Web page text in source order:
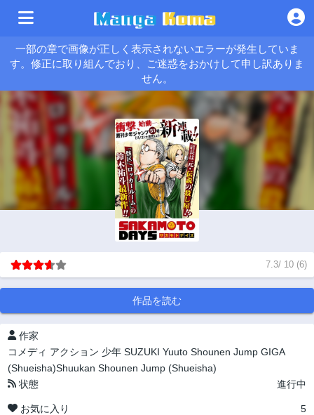
一部の章で画像が正しく表示されないエラーが発生していま
す。修正に取り組んでおり、ご迷惑をおかけして申し訳ありま
せん。
7.3/ 10 (6)
作品を読む
作家
コメディ アクション 少年 SUZUKI Yuuto Shounen Jump GIGA
(Shueisha)Shuukan Shounen Jump (Shueisha)
状態
進行中
お気に入り 5